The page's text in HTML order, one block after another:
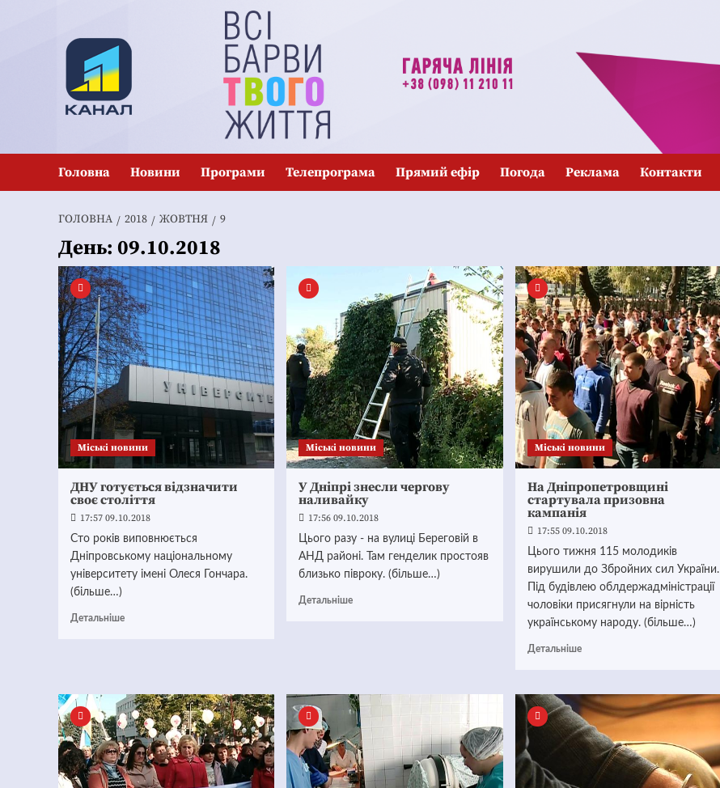
Головна Новини Програми Телепрограма Прямий ефір Погода Реклама Контакти
ГОЛОВНА 2018 ЖОВТНЯ 9
День: 09.10.2018
Mіські новини
ДНУ готується відзначити
своє століття
17:57 09.10.2018
Сто років виповнюється
Дніпровському національному
університету імені Олеся Гончара.
(більше…)
Детальніше
Mіські новини
У Дніпрі знесли чергову
наливайку
17:56 09.10.2018
Цього разу - на вулиці Береговій в
АНД районі. Там генделик простояв
близько півроку. (більше…)
Детальніше
Mіські новини
На Дніпропетровщині
стартувала призовна
кампанія
17:55 09.10.2018
Цього тижня 115 молодиків
вирушили до Збройних сил України.
Під будівлею облдержадміністрації
чоловіки присягнули на вірність
українському народу. (більше…)
Детальніше